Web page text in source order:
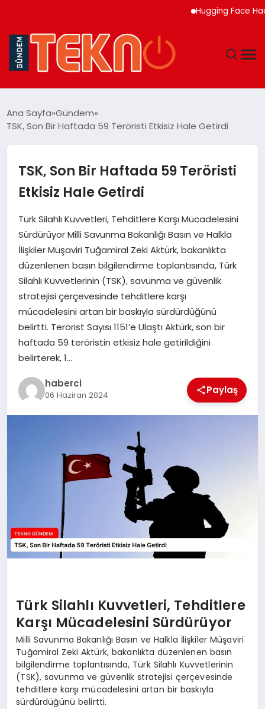
Hugging Face
GÜNDEM
DÜNYA
EĞITIM
MAGAZIN
YAŞAM
Ana Sayfa Gündem
TSK, Son Bir Haftada 59 Teröristi Etkisiz Hale Getirdi
TSK, Son Bir Haftada 59 Teröristi
Etkisiz Hale Getirdi
Türk Silahlı Kuvvetleri, Tehditlere Karşı Mücadelesini
Sürdürüyor Milli Savunma Bakanlığı Basın ve Halkla
İlişkiler Müşaviri Tuğamiral Zeki Aktürk, bakanlıkta
düzenlenen basın bilgilendirme toplantısında, Türk
Silahlı Kuvvetlerinin (TSK), savunma ve güvenlik
stratejisi çerçevesinde tehditlere karşı
mücadelesini artan bir baskıyla sürdürdüğünü
belirtti. Terörist Sayısı 1151’e Ulaştı Aktürk, son bir
haftada 59 teröristin etkisiz hale getirildiğini
belirterek, 1…
haberci
06 Haziran 2024 Paylaş
Türk Silahlı Kuvvetleri, Tehditlere
Karşı Mücadelesini Sürdürüyor
Milli Savunma Bakanlığı Basın ve Halkla İlişkiler Müşaviri
Tuğamiral Zeki Aktürk, bakanlıkta düzenlenen basın
bilgilendirme toplantısında, Türk Silahlı Kuvvetlerinin
(TSK), savunma ve güvenlik stratejisi çerçevesinde
tehditlere karşı mücadelesini artan bir baskıyla
sürdürdüğünü belirtti.